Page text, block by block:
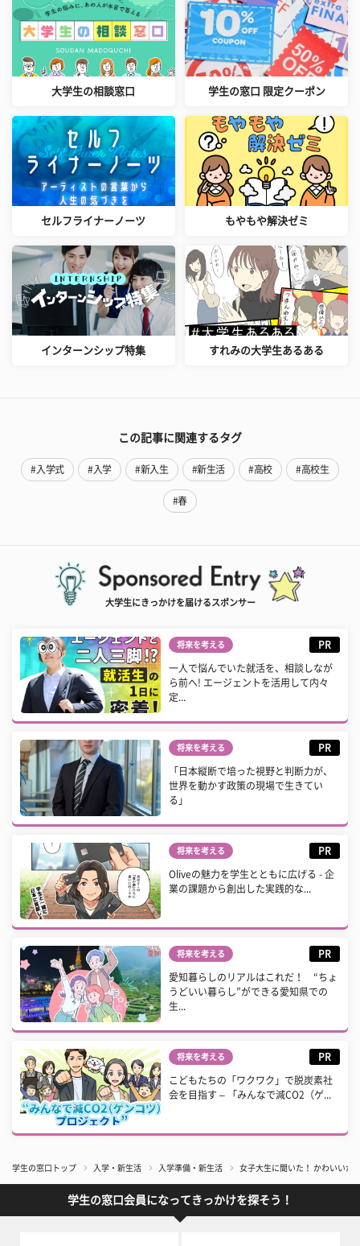
大学生の相談窓口 学生の窓口 限定クーポン
セルフライナーノーツ もやもや解決ゼミ
インターンシップ特集 すれみの大学生あるある
この記事に関連するタグ
#入学式 #入学 #新入生 #新生活 #高校 #高校生
#春
大学生にきっかけを届けるスポンサー
将来を考える PR
一人で悩んでいた就活を、相談しなが
ら前へ! エージェントを活用して内々
定...
将来を考える PR
「日本縦断で培った視野と判断力が、
世界を動かす政策の現場で生きてい
る」
将来を考える PR
Oliveの魅力を学生とともに広げる - 企
業の課題から創出した実践的な...
将来を考える PR
愛知暮らしのリアルはこれだ！ “ちょ
うどいい暮らし”ができる愛知県での
生...
将来を考える PR
こどもたちの「ワクワク」で脱炭素社
会を目指す – 「みんなで減CO2（ゲ...
学生の窓口トップ 入学・新生活 入学準備・新生活 女子大生に聞いた！ かわいいか
学生の窓口会員になってきっかけを探そう！